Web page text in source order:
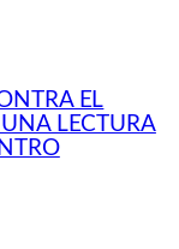
EL
LECTURA